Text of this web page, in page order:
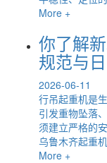
More +
你了解
规范与
2026-06-11
行吊起重机是
引发重物坠落
须建立严格的
乌鲁木齐起重
More +